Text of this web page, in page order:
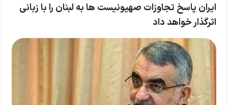
ایران پاسخ تجاوزات صهیونیست ها به لبنان را با زبانی
اثرگذار خواهد داد